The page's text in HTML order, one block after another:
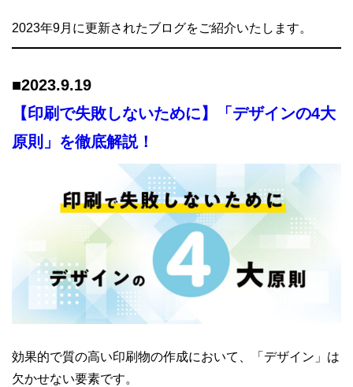
2023年9月に更新されたブログをご紹介いたします。
■2023.9.19
【印刷で失敗しないために】「デザインの4大
原則」を徹底解説！
効果的で質の高い印刷物の作成において、「デザイン」は
欠かせない要素です。